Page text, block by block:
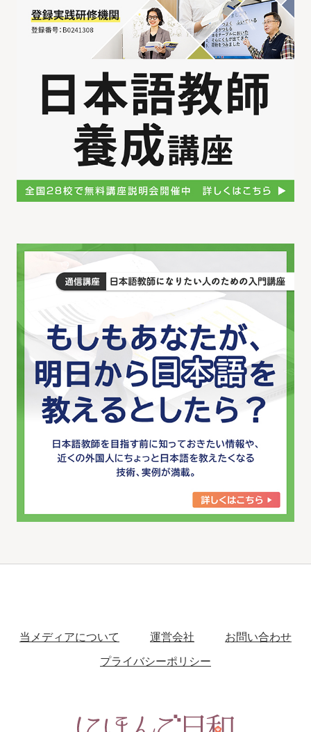
当メディアについて 運営会社
お問い合わせ
プライバシーポリシー